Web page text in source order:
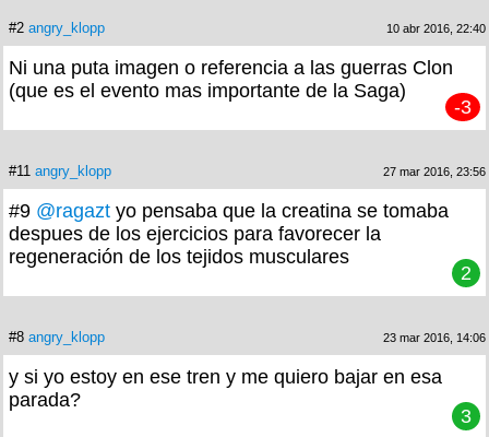
#2 angry_klopp 10 abr 2016, 22:40
Ni una puta imagen o referencia a las guerras Clon
(que es el evento mas importante de la Saga)
-3
#11 angry_klopp 27 mar 2016, 23:56
#9 @ragazt yo pensaba que la creatina se tomaba
despues de los ejercicios para favorecer la
regeneración de los tejidos musculares
2
#8 angry_klopp 23 mar 2016, 14:06
y si yo estoy en ese tren y me quiero bajar en esa
parada?
3